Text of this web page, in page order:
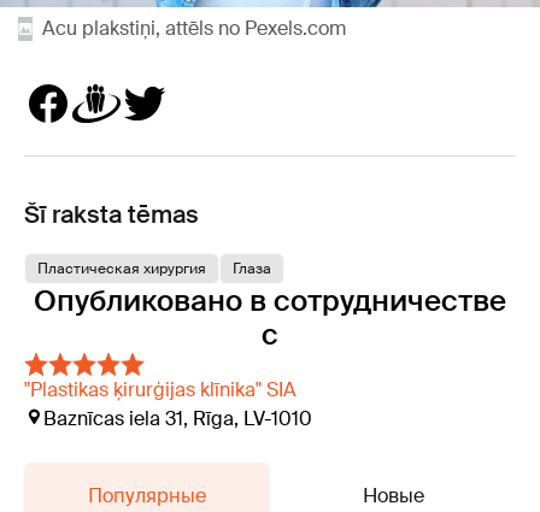
Acu plakstiņi, attēls no Pexels.com
Šī raksta tēmas
Пластическая хирургия Глаза
Опубликовано в сотрудничестве
с
"Plastikas ķirurģijas klīnika" SIA
Baznīcas iela 31, Rīga, LV-1010
Популярные Новые